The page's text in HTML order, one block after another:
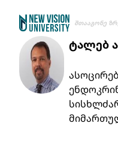
Შთააგონე
ტალებ